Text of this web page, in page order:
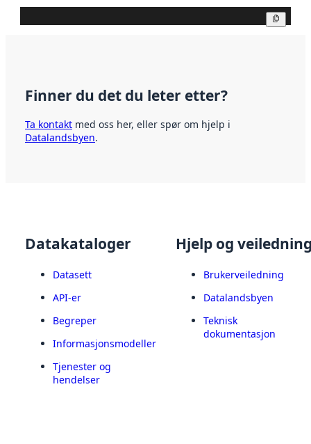
Finner du det du leter etter?
Ta kontakt med oss her, eller spør om hjelp i
Datalandsbyen.
Datakataloger
Datasett
API-er
Begreper
Informasjonsmodeller
Tjenester og
hendelser
Hjelp og
Brukerveiledning
Datalandsbyen
Teknisk
dokumentasjon